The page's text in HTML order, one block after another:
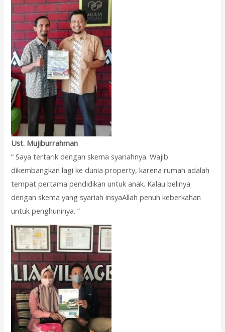
Ust. Mujiburrahman
“ Saya tertarik dengan skema syariahnya. Wajib
dikembangkan lagi ke dunia property, karena rumah adalah
tempat pertama pendidikan untuk anak. Kalau belinya
dengan skema yang syariah insyaAllah penuh keberkahan
untuk penghuninya. ”